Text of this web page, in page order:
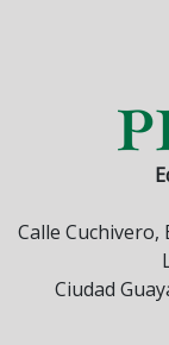
Calle
Ciudad